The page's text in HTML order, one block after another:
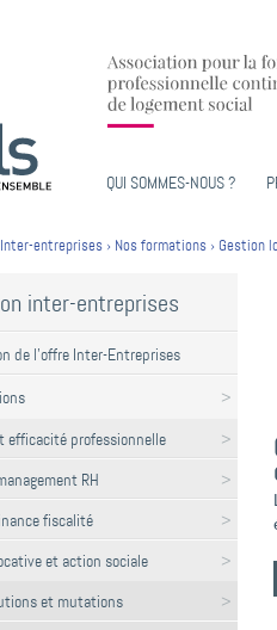
QUI SOMMES-NOUS ?
entreprises › Nos formations › Gestion
inter-entreprises
de l'offre Inter-Entreprises
efficacité professionnelle
RH
fiscalité
et action sociale
et mutations